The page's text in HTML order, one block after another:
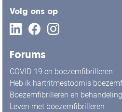
Volg ons op
Forums
COVID-19 en boezemfibrilleren
Heb ik hartritmestoornis
Boezemfibrilleren en
Leven met boezemfibrilleren